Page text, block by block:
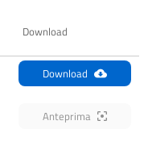
Download
Download
Anteprima